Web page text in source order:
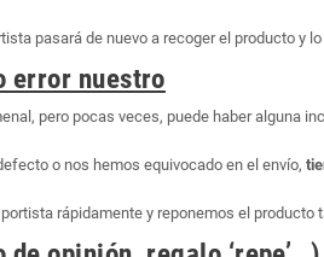
pasará de nuevo a recoger el producto y
error nuestro
pero pocas veces, puede haber alguna
o nos hemos equivocado en el envío,
rápidamente y reponemos el